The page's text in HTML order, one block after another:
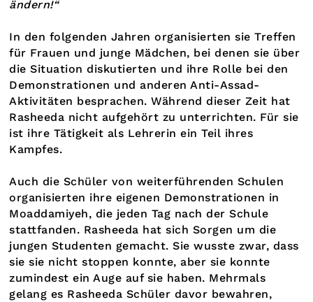
ändern!“
In den folgenden Jahren organisierten sie Treffen
für Frauen und junge Mädchen, bei denen sie über
die Situation diskutierten und ihre Rolle bei den
Demonstrationen und anderen Anti-Assad-
Aktivitäten besprachen. Während dieser Zeit hat
Rasheeda nicht aufgehört zu unterrichten. Für sie
ist ihre Tätigkeit als Lehrerin ein Teil ihres
Kampfes.
Auch die Schüler von weiterführenden Schulen
organisierten ihre eigenen Demonstrationen in
Moaddamiyeh, die jeden Tag nach der Schule
stattfanden. Rasheeda hat sich Sorgen um die
jungen Studenten gemacht. Sie wusste zwar, dass
sie sie nicht stoppen konnte, aber sie konnte
zumindest ein Auge auf sie haben. Mehrmals
gelang es Rasheeda Schüler davor bewahren,